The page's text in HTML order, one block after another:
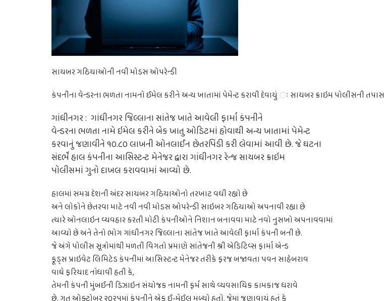
સાયબર ગઠિયાઓની નવી મોડસ ઓપરેન્ડી
કંપનીના વેન્ડરના ભળતા નામનો ઈમેલ કરીને અન્ય ખાતામાં પેમેન્ટ કરાવી દેવાયું ઃ સાયબર ક્રાઇમ પોલીસની તપાસ
ગાંધીનગર : ગાંધીનગર જિલ્લાના સાંતેજ ખાતે આવેલી ફાર્મા કંપનીને
વેન્ડરના ભળતા નામે ઇમેલ કરીને બેંક ખાતુ ઓડિટમાં હોવાથી અન્ય ખાતામાં પેમેન્ટ
કરવાનું જણાવીને ૧૦.૮૦ લાખની ઓનલાઈન છેતરપિંડી કરી લેવામાં આવી છે. જે ઘટના
સંદર્ભે હાલ કંપનીના આસિસ્ટન્ટ મેનેજર દ્વારા ગાંધીનગર રેન્જ સાયબર ક્રાઇમ
પોલીસમાં ગુનો દાખલ કરાવવામાં આવ્યો છે.
હાલમાં સમગ્ર દેશની અંદર સાયબર ગઠિયાઓનો તરખાટ વધી રહ્યો છે
અને લોકોને છેતરવા માટે નવી નવી મોડસ ઓપરેન્ડી સાઇબર ગઠિયાઓ અપનાવી રહ્યા છે
ત્યારે ઓનલાઇન વ્યવહાર કરતી મોટી કંપનીઓને નિશાન બનાવવા માટે નવો નુસખો અપનાવવામાં
આવ્યો છે અને તેનો ભોગ ગાંધીનગર જિલ્લાના સાંતેજ ખાતે આવેલી ફાર્મા કંપની બની છે.
જે અંગે પોલીસ સૂત્રોમાંથી મળતી વિગતો પ્રમાણે સાંતેજની શ્રી એડિટિવ્સ ફાર્મા એન્ડ
ફૂડ્સ પ્રાઇવેટ લિમિટેડ કંપનીમાં આસિસ્ટન્ટ મેનેજર તરીકે ફરજ બજાવતા પવન સાહેબરાવ
વાઘે ફરિયાદ નોંધાવી હતી કે,
તેમની કંપની મુંબઈની ડિઝાઇન સંયોજક નામની ફર્મ સાથે વ્યવસાયિક કામકાજ ધરાવે